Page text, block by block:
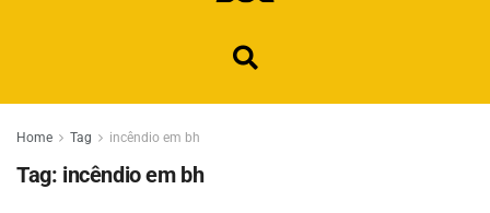
Home Tag incêndio em bh
Tag: incêndio em bh